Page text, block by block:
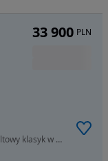
2316 cm3 • 149 KM • BMW E36 320i Automat kultowy klasyk w oryginalnym stanie
33 900 PLN